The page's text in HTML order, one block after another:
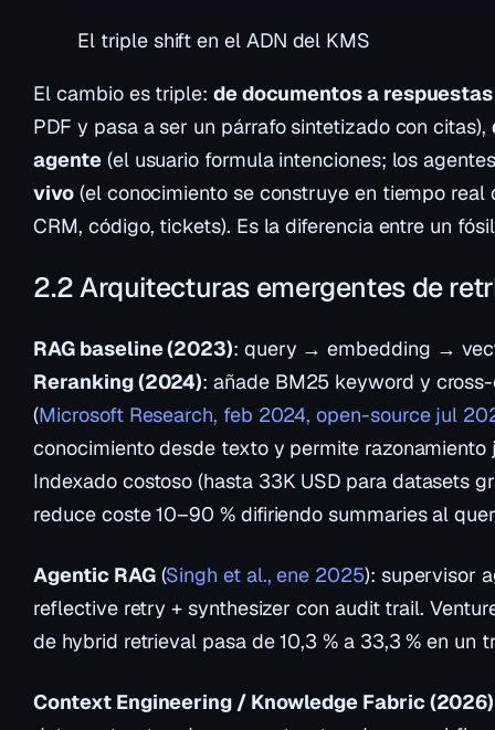
El triple shift en el ADN del KMS
El cambio es triple: de documentos a respuestas
PDF y pasa a ser un párrafo sintetizado con citas),
agente(el usuario formula intenciones; los
vivo (el conocimiento se construye en tiempo
CRM, código, tickets). Es la diferencia entre un
2.2 Arquitecturas emergentes de
RAG baseline (2023): query → embedding →
Reranking (2024): añade BM25 keyword y
(Microsoft Research, feb 2024, open-source jul
conocimiento desde texto y permite
Indexado costoso (hasta 33K USD para datasets
reduce coste 10–90 % difiriendo summaries al
Agentic RAG(Singh et al., ene 2025): supervisor
reflective retry + synthesizer con audit trail.
de hybrid retrieval pasa de 10,3 % a 33,3 % en un
Context Engineering / Knowledge Fabric (2026)